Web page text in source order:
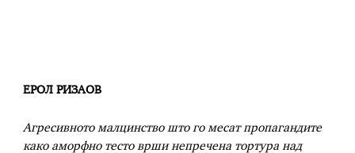
ЕРОЛ РИЗАОВ
Агресивното малцинство што го месат пропагандите
како аморфно тесто врши непречена тортура над